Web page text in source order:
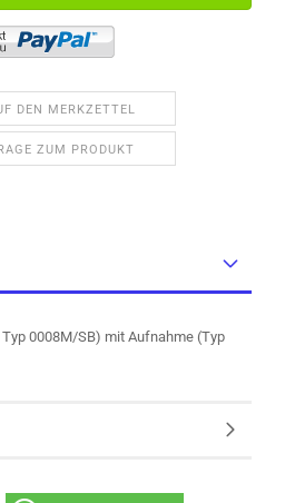
DEN MERKZETTEL
ZUM PRODUKT
0008M/SB) mit Aufnahme (Typ